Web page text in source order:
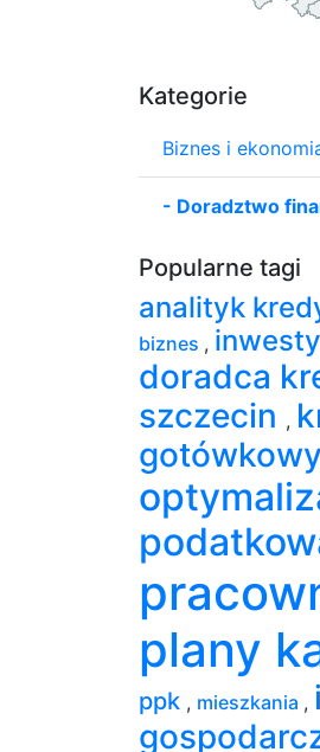
Kategorie
Biznes i
- Doradztwo
Popularne tagi
analityk
biznes ,
doradca
szczecin ,
gotówkowy
plany
ppk , mieszkania ,